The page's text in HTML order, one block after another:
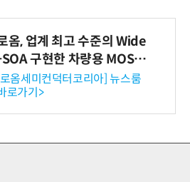
옴, 업계 최고 수준의 Wide
구현한 차량용 MOSF
개발
옴세미컨덕터코리아] 뉴스룸
로가기>